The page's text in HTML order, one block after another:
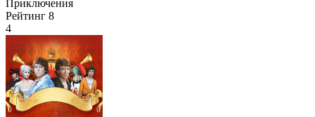
Приключения
Рейтинг 8
4